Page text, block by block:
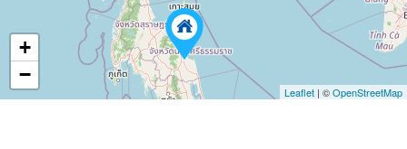
+
−
Leaflet | ©OpenStreetMap